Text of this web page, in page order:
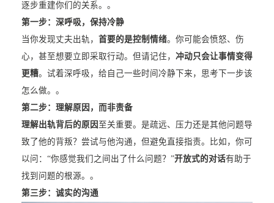
逐步重建你们的关系。。
第一步：深呼吸，保持冷静
当你发现丈夫出轨， 首要的是控制情绪。你可能会愤怒、伤
心，甚至想要立即采取行动。但请记住， 冲动只会让事情变得
更糟。试着深呼吸，给自己一些时间冷静下来，思考下一步该
怎么做。。
第二步：理解原因，而非责备
理解出轨背后的原因 至关重要。是疏远、压力还是其他问题导
致了他的背叛？尝试与他沟通，但避免直接指责。比如，你可
以问：“你感觉我们之间出了什么问题？”开放式的对话有助于
找到问题的根源。。
第三步：诚实的沟通